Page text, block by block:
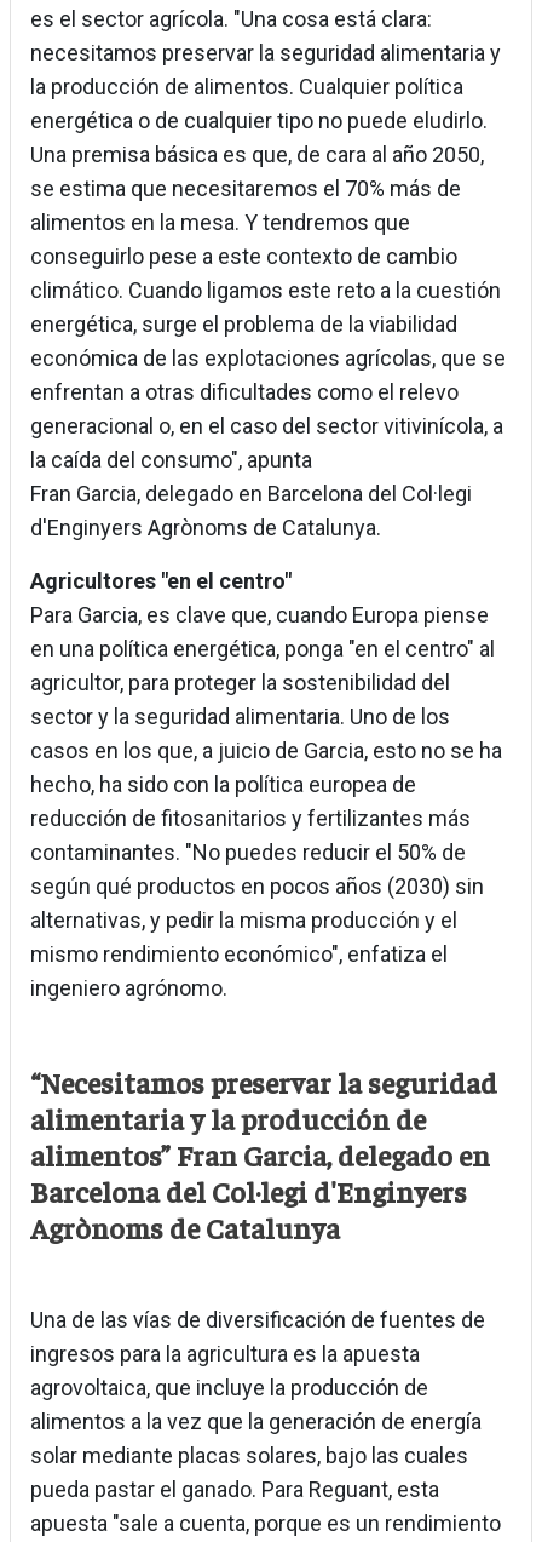
es el sector agrícola. "Una cosa está clara:
necesitamos preservar la seguridad alimentaria y
la producción de alimentos. Cualquier política
energética o de cualquier tipo no puede eludirlo.
Una premisa básica es que, de cara al año 2050,
se estima que necesitaremos el 70% más de
alimentos en la mesa. Y tendremos que
conseguirlo pese a este contexto de cambio
climático. Cuando ligamos este reto a la cuestión
energética, surge el problema de la viabilidad
económica de las explotaciones agrícolas, que se
enfrentan a otras dificultades como el relevo
generacional o, en el caso del sector vitivinícola, a
la caída del consumo", apunta
Fran Garcia, delegado en Barcelona del Col·legi
d'Enginyers Agrònoms de Catalunya.
Agricultores "en el centro"
Para Garcia, es clave que, cuando Europa piense
en una política energética, ponga "en el centro" al
agricultor, para proteger la sostenibilidad del
sector y la seguridad alimentaria. Uno de los
casos en los que, a juicio de Garcia, esto no se ha
hecho, ha sido con la política europea de
reducción de fitosanitarios y fertilizantes más
contaminantes. "No puedes reducir el 50% de
según qué productos en pocos años (2030) sin
alternativas, y pedir la misma producción y el
mismo rendimiento económico", enfatiza el
ingeniero agrónomo.
“Necesitamos preservar la seguridad
alimentaria y la producción de
alimentos” Fran Garcia, delegado en
Barcelona del Col·legi d'Enginyers
Agrònoms de Catalunya
Una de las vías de diversificación de fuentes de
ingresos para la agricultura es la apuesta
agrovoltaica, que incluye la producción de
alimentos a la vez que la generación de energía
solar mediante placas solares, bajo las cuales
pueda pastar el ganado. Para Reguant, esta
apuesta "sale a cuenta, porque es un rendimiento